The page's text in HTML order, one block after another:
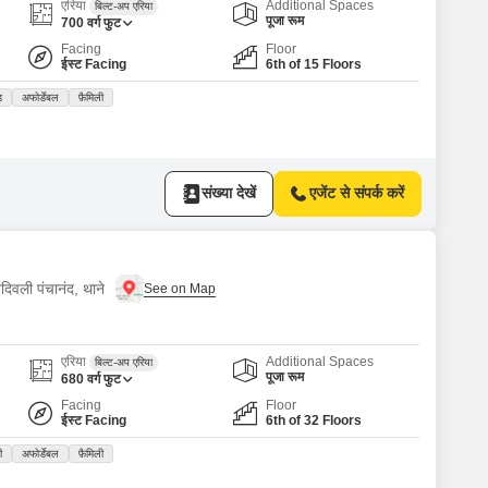
एरिया बिल्ट-अप एरिया
700 वर्ग फुट
Additional Spaces
पूजा रूम
Facing
ईस्ट Facing
Floor
6th of 15 Floors
अफोर्डेबल फ़ैमिली
संख्या देखें एजेंट से संपर्क करें
पंचानंद, थाने
एरिया बिल्ट-अप एरिया
680 वर्ग फुट
Additional Spaces
पूजा रूम
Facing
ईस्ट Facing
Floor
6th of 32 Floors
अफोर्डेबल फ़ैमिली